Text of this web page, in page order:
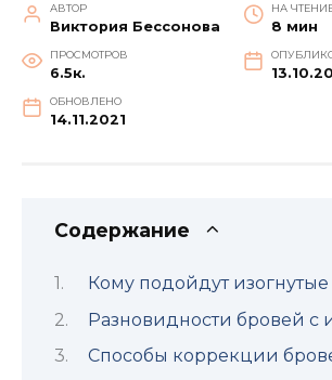
АВТОР
Виктория Бессонова
НА
8 мин
ПРОСМОТРОВ
6.5к.
ОБНОВЛЕНО
14.11.2021
Содержание
Кому подойдут
Разновидности бровей с
Способы коррекции